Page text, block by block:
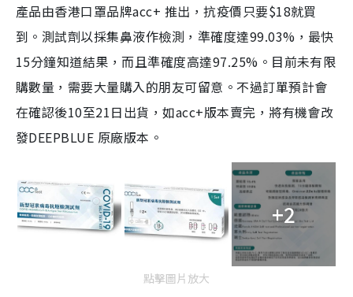
產品由香港口罩品牌acc+ 推出，抗疫價只要$18就買
到。測試劑以採集鼻液作檢測，準確度達99.03%，最快
15分鐘知道結果，而且準確度高達97.25%。目前未有限
購數量，需要大量購入的朋友可留意。不過訂單預計會
在確認後10至21日出貨，如acc+版本賣完，將有機會改
發DEEPBLUE 原廠版本。
+2
點擊圖片放大